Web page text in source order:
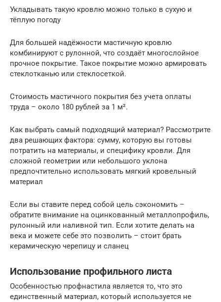
Укладывать такую кровлю можно только в сухую и
тёплую погоду
Для большей надёжности мастичную кровлю
комбинируют с рулонной, что создаёт многослойное
прочное покрытие. Такое покрытие можно армировать
стеклотканью или стеклосеткой.
Стоимость мастичного покрытия без учета оплаты
труда – около 180 рублей за 1 м².
Как выбрать самый подходящий материал? Рассмотрите
два решающих фактора: сумму, которую вы готовы
потратить на материалы, и специфику кровли. Для
сложной геометрии или небольшого уклона
предпочтительно использовать мягкий кровельный
материал
Если вы ставите перед собой цель сэкономить –
обратите внимание на оцинкованный металлопрофиль,
рулонный или наливной тип. Если хотите делать на
века и можете себе это позволить – стоит брать
керамическую черепицу и сланец
Использование профильного листа
Особенностью профнастила является то, что это
единственный материал, который используется не